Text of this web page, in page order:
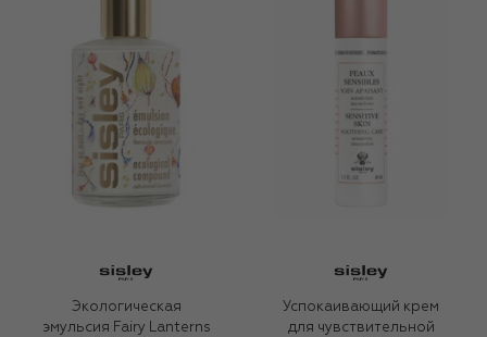
Экологическая
эмульсия Fairy Lanterns
Успокаивающий крем
для чувствительной